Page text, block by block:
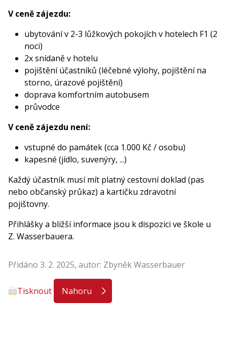
V ceně zájezdu:
ubytování v 2-3 lůžkových pokojích v hotelech F1 (2
noci)
2x snídaně v hotelu
pojištění účastníků (léčebné výlohy, pojištění na
storno, úrazové pojištění)
doprava komfortním autobusem
průvodce
V ceně zájezdu není:
vstupné do památek (cca 1.000 Kč / osobu)
kapesné (jídlo, suvenýry, ...)
Každý účastník musí mít platný cestovní doklad (pas
nebo občanský průkaz) a kartičku zdravotní
pojištovny.
Přihlášky a bližší informace jsou k dispozici ve škole u
Z. Wasserbauera.
Přidáno 3. 2. 2025, autor: Zbyněk Wasserbauer
Tisknout Nahoru